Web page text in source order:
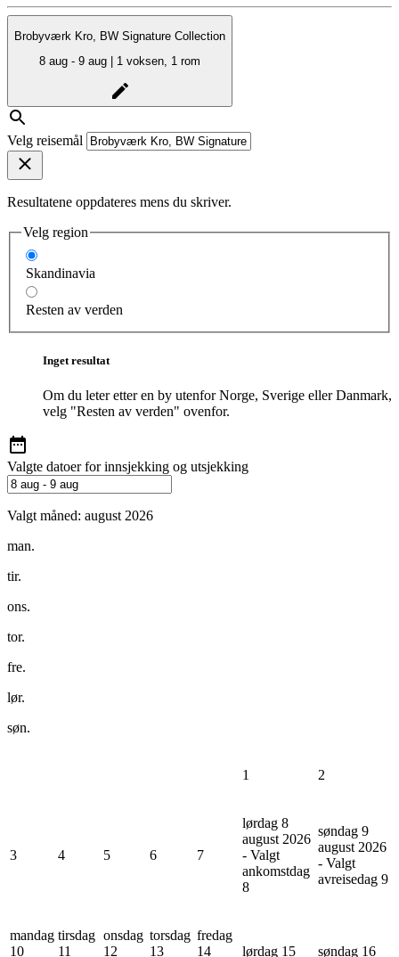
Brobyværk Kro, BW Signature Collection
8 aug - 9 aug | 1 voksen, 1 rom
Velg reisemål
Resultatene oppdateres mens du skriver.
Velg region
Skandinavia
Resten av verden
Inget resultat
Om du leter etter en by utenfor Norge, Sverige eller Danmark,
velg "Resten av verden" ovenfor.
Valgte datoer for innsjekking og utsjekking
Valgt måned: august 2026
man.
tir.
ons.
tor.
fre.
lør.
søn.
1 2
3 4 5 6 7
lørdag 8
august 2026
- Valgt
ankomstdag
8
søndag 9
august 2026
- Valgt
avreisedag 9
mandag
10
tirsdag
11
onsdag
12
torsdag
13
fredag
14
lørdag 15 søndag 16